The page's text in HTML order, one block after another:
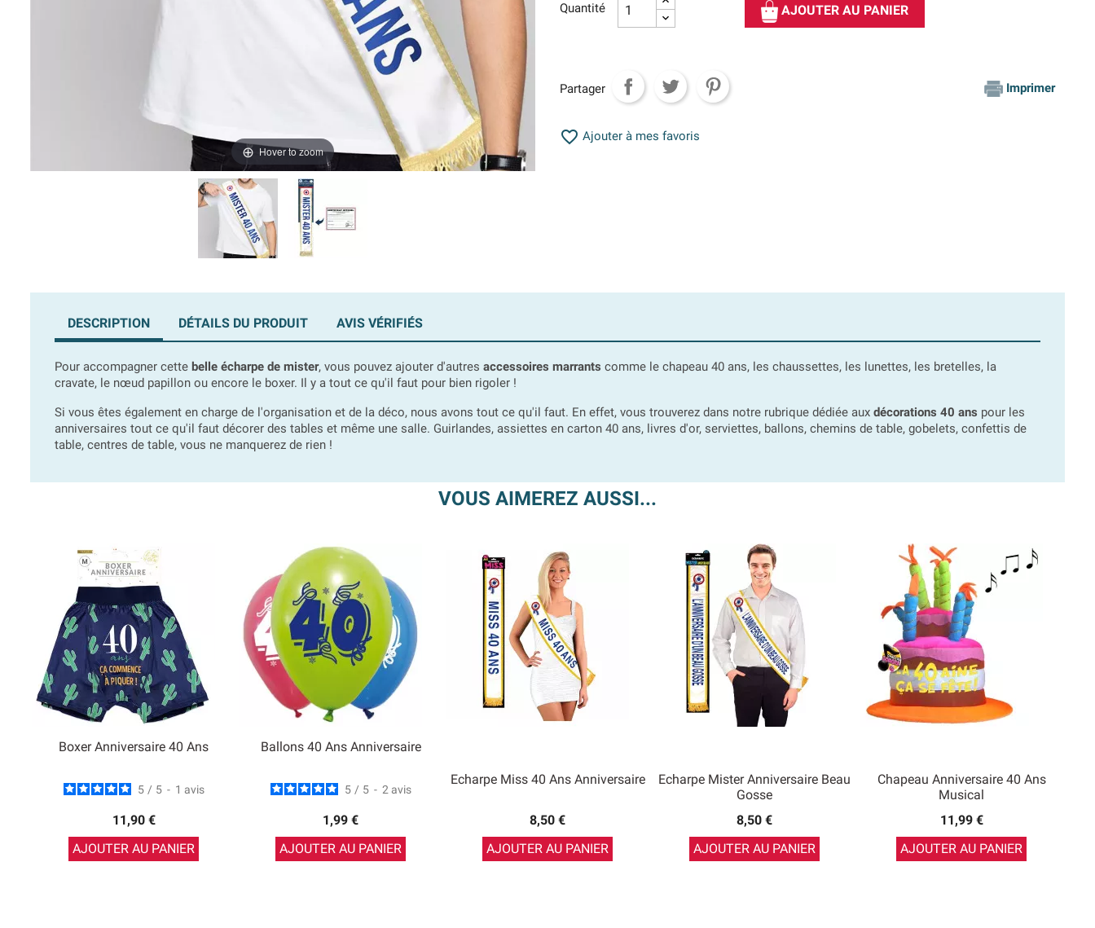
Hover to zoom
Quantité AJOUTER AU PANIER
Partager Imprimer
 Ajouter à mes favoris
DESCRIPTION DÉTAILS DU PRODUIT AVIS VÉRIFIÉS
Pour accompagner cette belle écharpe de mister, vous pouvez ajouter d'autres accessoires marrants comme le chapeau 40 ans, les chaussettes, les lunettes, les bretelles, la
cravate, le nœud papillon ou encore le boxer. Il y a tout ce qu'il faut pour bien rigoler !
Si vous êtes également en charge de l'organisation et de la déco, nous avons tout ce qu'il faut. En effet, vous trouverez dans notre rubrique dédiée aux décorations 40 ans pour les
anniversaires tout ce qu'il faut décorer des tables et même une salle. Guirlandes, assiettes en carton 40 ans, livres d'or, serviettes, ballons, chemins de table, gobelets, confettis de
table, centres de table, vous ne manquerez de rien !
VOUS AIMEREZ AUSSI...
Boxer Anniversaire 40 Ans
5 / 5 - 1 avis
11,90 €
AJOUTER AU PANIER
Ballons 40 Ans Anniversaire
5 / 5 - 2 avis
1,99 €
AJOUTER AU PANIER
Echarpe Miss 40 Ans Anniversaire
8,50 €
AJOUTER AU PANIER
Echarpe Mister Anniversaire Beau
Gosse
8,50 €
AJOUTER AU PANIER
Chapeau Anniversaire 40 Ans
Musical
11,99 €
AJOUTER AU PANIER